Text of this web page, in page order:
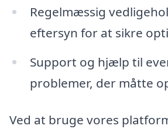
Regelmæssig
eftersyn for at sikre
Support og hjælp til
problemer, der måtte
Ved at bruge vores